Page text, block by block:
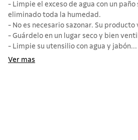
- Limpie el exceso de agua con un
eliminado toda la humedad.
- No es necesario sazonar. Su
- Guárdelo en un lugar seco y bien
- Limpie su utensilio con agua y jabón...
Ver mas